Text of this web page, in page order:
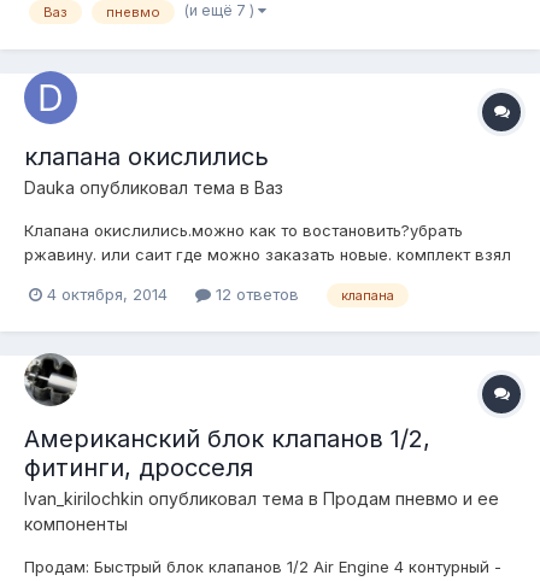
Ваз пневмо (и ещё 7 )
клапана окислились
Dauka опубликовал тема в Ваз
Клапана окислились.можно как то востановить?убрать
ржавину. или саит где можно заказать новые. комплект взял
преобрести
4 октября, 2014 12 ответов клапана
Американский блок клапанов 1/2,
фитинги, дросселя
Ivan_kirilochkin опубликовал тема в Продам пневмо и ее
компоненты
Продам: Быстрый блок клапанов 1/2 Air Engine 4 контурный -